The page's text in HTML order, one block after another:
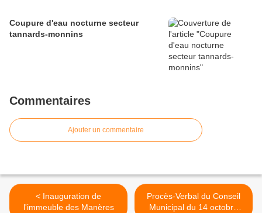
Coupure d'eau nocturne secteur
tannards-monnins
Commentaires
Ajouter un commentaire
< Inauguration de
l'immeuble des Manères
Procès-Verbal du Conseil
Municipal du 14 octobre